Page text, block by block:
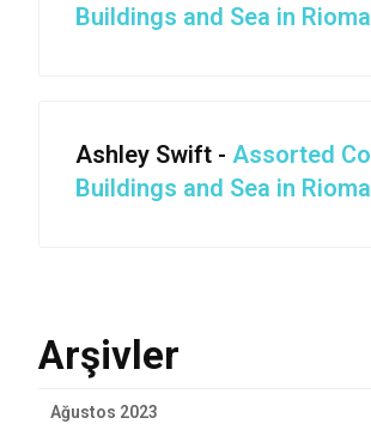
Buildings and Sea in
Ashley Swift - Assorted
Buildings and Sea in
Arşivler
Ağustos 2023